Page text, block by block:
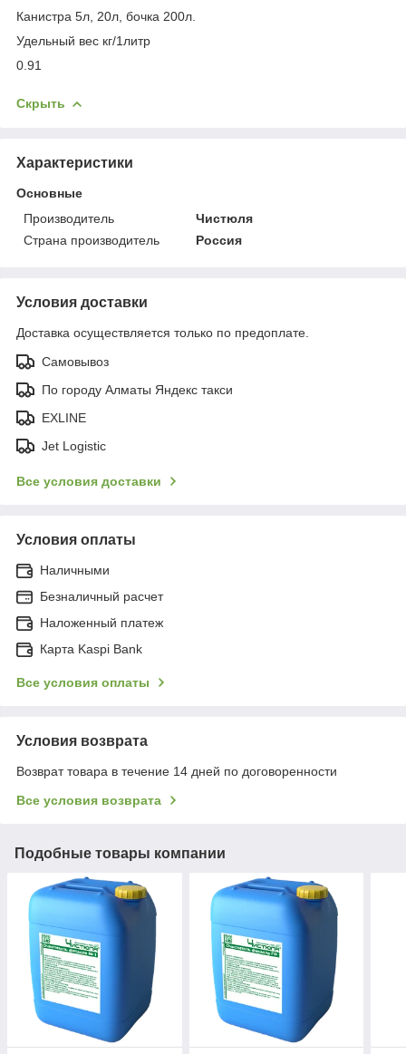
Канистра 5л, 20л, бочка 200л.
Удельный вес кг/1литр
0.91
Скрыть
Характеристики
Основные
Производитель
Чистюля
Страна производитель
Россия
Условия доставки
Доставка осуществляется только по предоплате.
Самовывоз
По городу Алматы Яндекс такси
EXLINE
Jet Logistic
Все условия доставки
Условия оплаты
Наличными
Безналичный расчет
Наложенный платеж
Карта Kaspi Bank
Все условия оплаты
Условия возврата
Возврат товара в течение 14 дней по договоренности
Все условия возврата
Подобные товары компании